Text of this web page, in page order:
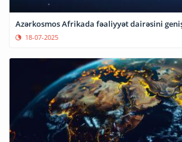
Azərkosmos Afrikada fəaliyyət dairəsini
18-07-2025